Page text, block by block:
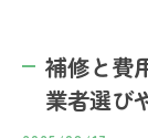
補修と費
業者選び